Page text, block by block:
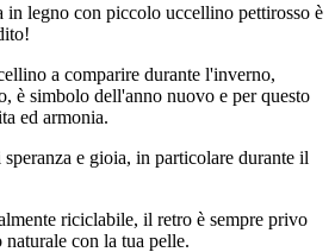
in legno con piccolo uccellino pettirosso è
a comparire durante l'inverno,
è simbolo dell'anno nuovo e per questo
ed armonia.
e gioia, in particolare durante il
riciclabile, il retro è sempre privo
con la tua pelle.